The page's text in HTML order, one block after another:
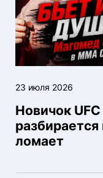
23 июля 2026
Новичок
ломает